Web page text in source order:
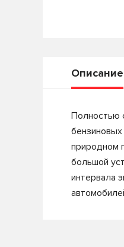
Описание
Полностью
природном
большой
интервала